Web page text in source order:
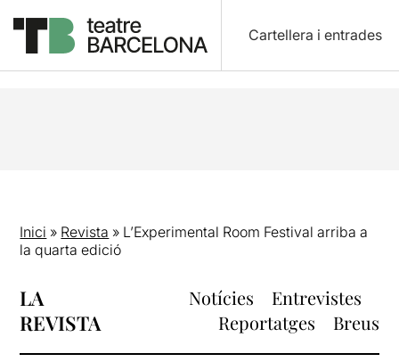
Cartellera i entrades
Inici » Revista » L’Experimental Room Festival arriba a
la quarta edició
LA
REVISTA
Notícies
Entrevistes
Reportatges
Breus